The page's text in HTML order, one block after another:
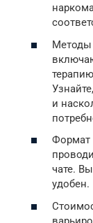
Методы
и
Формат
чате.
удобен.